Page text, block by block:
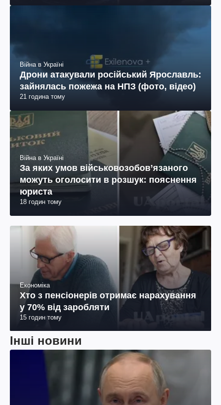
Війна в Україні
Дрони атакували російський Ярославль:
зайнялась пожежа на НПЗ (фото, відео)
21 година тому
Війна в Україні
За яких умов військовозобов’язаного
можуть оголосити в розшук: пояснення
юриста
18 годин тому
Економіка
Хто з пенсіонерів отримає нарахування
у 70% від заробляти
15 годин тому
Інші новини